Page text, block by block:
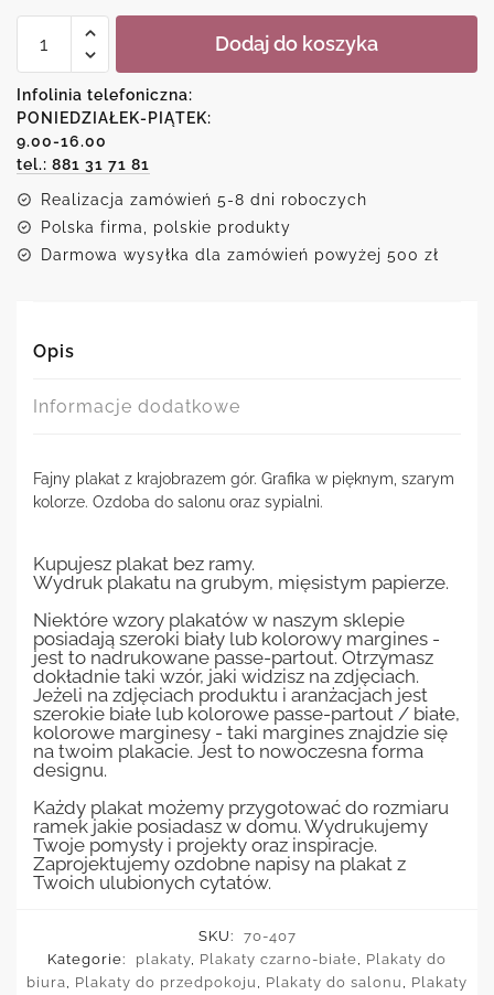
Plakat
Dodaj do koszyka
Infolinia telefoniczna:
PONIEDZIAŁEK-PIĄTEK:
9.00-16.00
tel.: 881 31 71 81
Realizacja zamówień 5-8 dni roboczych
Polska firma, polskie produkty
Darmowa wysyłka dla zamówień powyżej 500 zł
Opis
Informacje dodatkowe
Fajny plakat z krajobrazem gór. Grafika w pięknym, szarym
kolorze. Ozdoba do salonu oraz sypialni.
Kupujesz plakat bez ramy.
Wydruk plakatu na grubym, mięsistym papierze.
Niektóre wzory plakatów w naszym sklepie
posiadają szeroki biały lub kolorowy margines -
jest to nadrukowane passe-partout. Otrzymasz
dokładnie taki wzór, jaki widzisz na zdjęciach.
Jeżeli na zdjęciach produktu i aranżacjach jest
szerokie białe lub kolorowe passe-partout / białe,
kolorowe marginesy - taki margines znajdzie się
na twoim plakacie. Jest to nowoczesna forma
designu.
Każdy plakat możemy przygotować do rozmiaru
ramek jakie posiadasz w domu. Wydrukujemy
Twoje pomysły i projekty oraz inspiracje.
Zaprojektujemy ozdobne napisy na plakat z
Twoich ulubionych cytatów.
SKU:
70-407
Kategorie:
plakaty Plakaty czarno-białe
Plakaty do
biura
Plakaty do przedpokoju Plakaty do salonu
Plakaty